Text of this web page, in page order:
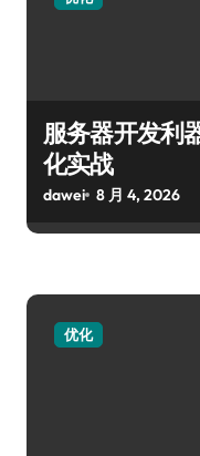
服务器开发利
化实战
dawei 8 月 4, 2026
优化